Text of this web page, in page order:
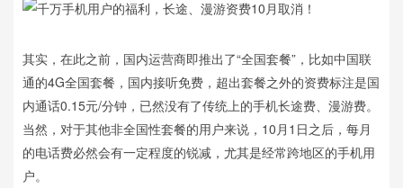
其实，在此之前，国内运营商即推出了“全国套餐”，比如中国联
通的4G全国套餐，国内接听免费，超出套餐之外的资费标注是国
内通话0.15元/分钟，已然没有了传统上的手机长途费、漫游费。
当然，对于其他非全国性套餐的用户来说，10月1日之后，每月
的电话费必然会有一定程度的锐减，尤其是经常跨地区的手机用
户。